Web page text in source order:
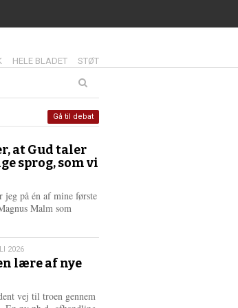
15.0:
HELE BLADET 16.0:
STØT
at Gud taler
sprog, som vi
jeg på én af mine første
Malm som
2026
lære af nye
vej til troen gennem
Gå til debat